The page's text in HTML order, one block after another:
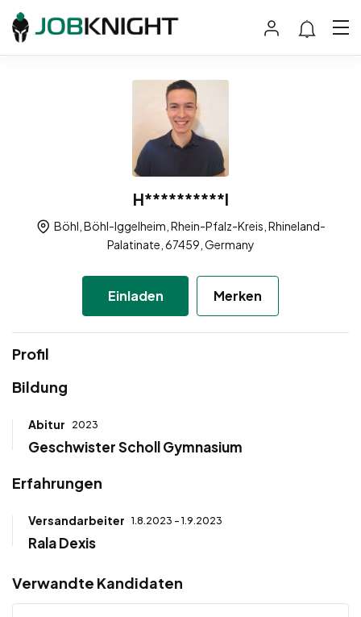
H**********l
Böhl, Böhl-Iggelheim, Rhein-Pfalz-Kreis, Rhineland-
Palatinate, 67459, Germany
Einladen Merken
Profil
Bildung
Abitur 2023
Geschwister Scholl Gymnasium
Erfahrungen
Versandarbeiter 1.8.2023 - 1.9.2023
Rala Dexis
Verwandte Kandidaten